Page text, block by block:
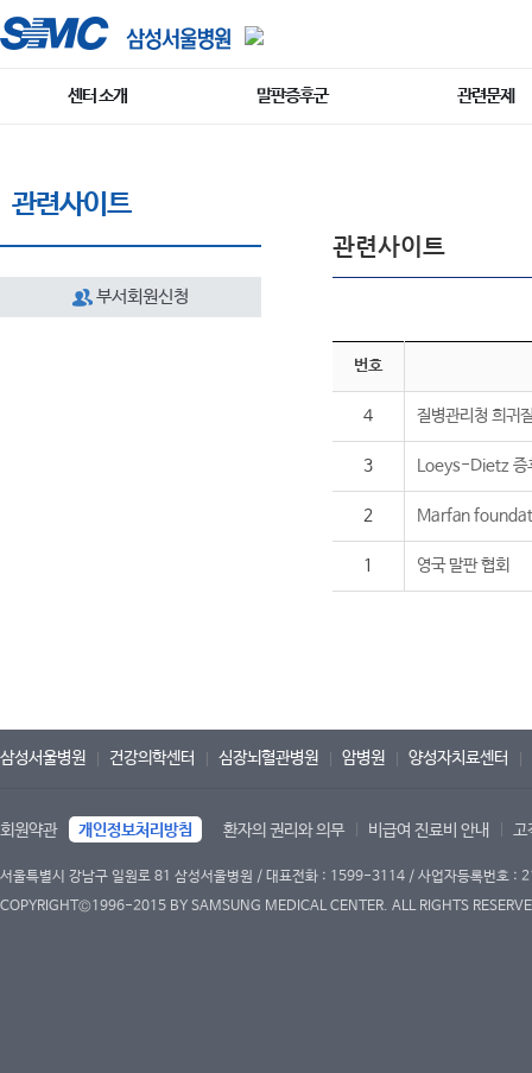
센터 소개 말판증후군 관련문제
관련사이트
부서회원신청
관련사이트
번호
4 질병관리청 희귀
3 Loeys-Dietz 증
2 Marfan
1 영국 말판 협회
삼성서울병원 건강의학센터 심장뇌혈관병원 암병원 양성자치료센터
회원약관 개인정보처리방침 환자의 권리와 의무 비급여 진료비 안내 고
서울특별시 강남구 일원로 81 삼성서울병원 / 대표전화 : 1599-3114 / 사업자등록번호
COPYRIGHT©1996-2015 BY SAMSUNG MEDICAL CENTER. ALL RIGHTS